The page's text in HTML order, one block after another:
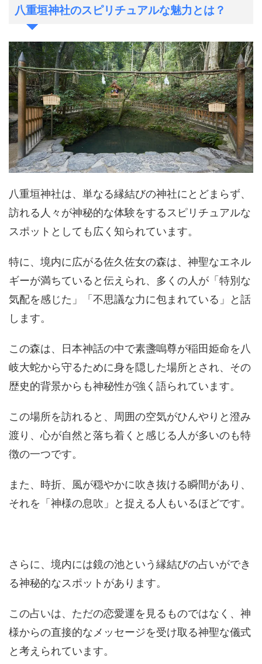
八重垣神社のスピリチュアルな魅力とは？
八重垣神社は、単なる縁結びの神社にとどまらず、
訪れる人々が神秘的な体験をするスピリチュアルな
スポットとしても広く知られています。
特に、境内に広がる佐久佐女の森は、神聖なエネル
ギーが満ちていると伝えられ、多くの人が「特別な
気配を感じた」「不思議な力に包まれている」と話
します。
この森は、日本神話の中で素盞嗚尊が稲田姫命を八
岐大蛇から守るために身を隠した場所とされ、その
歴史的背景からも神秘性が強く語られています。
この場所を訪れると、周囲の空気がひんやりと澄み
渡り、心が自然と落ち着くと感じる人が多いのも特
徴の一つです。
また、時折、風が穏やかに吹き抜ける瞬間があり、
それを「神様の息吹」と捉える人もいるほどです。
さらに、境内には鏡の池という縁結びの占いができ
る神秘的なスポットがあります。
この占いは、ただの恋愛運を見るものではなく、神
様からの直接的なメッセージを受け取る神聖な儀式
と考えられています。